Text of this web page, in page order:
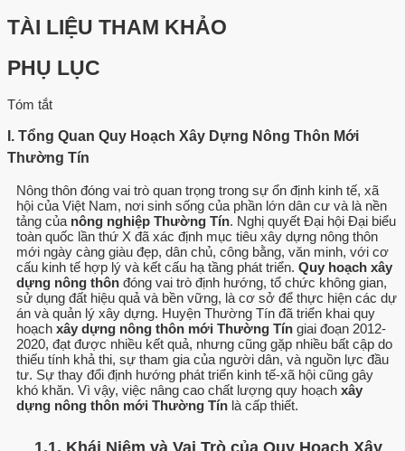
TÀI LIỆU THAM KHẢO
PHỤ LỤC
Tóm tắt
I. Tổng Quan Quy Hoạch Xây Dựng Nông Thôn Mới
Thường Tín
Nông thôn đóng vai trò quan trọng trong sự ổn định kinh tế, xã
hội của Việt Nam, nơi sinh sống của phần lớn dân cư và là nền
tảng của nông nghiệp Thường Tín. Nghị quyết Đại hội Đại biểu
toàn quốc lần thứ X đã xác định mục tiêu xây dựng nông thôn
mới ngày càng giàu đẹp, dân chủ, công bằng, văn minh, với cơ
cấu kinh tế hợp lý và kết cấu hạ tầng phát triển. Quy hoạch xây
dựng nông thôn đóng vai trò định hướng, tổ chức không gian,
sử dụng đất hiệu quả và bền vững, là cơ sở để thực hiện các dự
án và quản lý xây dựng. Huyện Thường Tín đã triển khai quy
hoạch xây dựng nông thôn mới Thường Tín giai đoạn 2012-
2020, đạt được nhiều kết quả, nhưng cũng gặp nhiều bất cập do
thiếu tính khả thi, sự tham gia của người dân, và nguồn lực đầu
tư. Sự thay đổi định hướng phát triển kinh tế-xã hội cũng gây
khó khăn. Vì vậy, việc nâng cao chất lượng quy hoạch xây
dựng nông thôn mới Thường Tín là cấp thiết.
1.1. Khái Niệm và Vai Trò của Quy Hoạch Xây